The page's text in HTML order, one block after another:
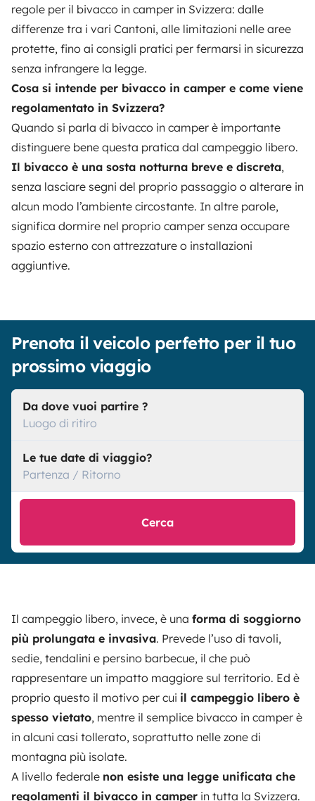
regole per il bivacco in camper in Svizzera: dalle
differenze tra i vari Cantoni, alle limitazioni nelle aree
protette, fino ai consigli pratici per fermarsi in sicurezza
senza infrangere la legge.
Cosa si intende per bivacco in camper e come viene
regolamentato in Svizzera?
Quando si parla di bivacco in camper è importante
distinguere bene questa pratica dal campeggio libero.
Il bivacco è una sosta notturna breve e discreta,
senza lasciare segni del proprio passaggio o alterare in
alcun modo l’ambiente circostante. In altre parole,
significa dormire nel proprio camper senza occupare
spazio esterno con attrezzature o installazioni
aggiuntive.
Prenota il veicolo perfetto per il tuo
prossimo viaggio
Da dove vuoi partire ?
Luogo di ritiro
Le tue date di viaggio?
Partenza / Ritorno
Cerca
Il campeggio libero, invece, è una forma di soggiorno
più prolungata e invasiva. Prevede l’uso di tavoli,
sedie, tendalini e persino barbecue, il che può
rappresentare un impatto maggiore sul territorio. Ed è
proprio questo il motivo per cui il campeggio libero è
spesso vietato, mentre il semplice bivacco in camper è
in alcuni casi tollerato, soprattutto nelle zone di
montagna più isolate.
A livello federale non esiste una legge unificata che
regolamenti il bivacco in camper in tutta la Svizzera.